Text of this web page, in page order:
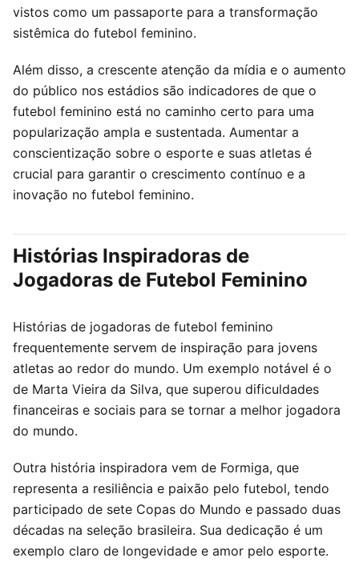
vistos como um passaporte para a transformação
sistêmica do futebol feminino.
Além disso, a crescente atenção da mídia e o aumento
do público nos estádios são indicadores de que o
futebol feminino está no caminho certo para uma
popularização ampla e sustentada. Aumentar a
conscientização sobre o esporte e suas atletas é
crucial para garantir o crescimento contínuo e a
inovação no futebol feminino.
Histórias Inspiradoras de
Jogadoras de Futebol Feminino
Histórias de jogadoras de futebol feminino
frequentemente servem de inspiração para jovens
atletas ao redor do mundo. Um exemplo notável é o
de Marta Vieira da Silva, que superou dificuldades
financeiras e sociais para se tornar a melhor jogadora
do mundo.
Outra história inspiradora vem de Formiga, que
representa a resiliência e paixão pelo futebol, tendo
participado de sete Copas do Mundo e passado duas
décadas na seleção brasileira. Sua dedicação é um
exemplo claro de longevidade e amor pelo esporte.